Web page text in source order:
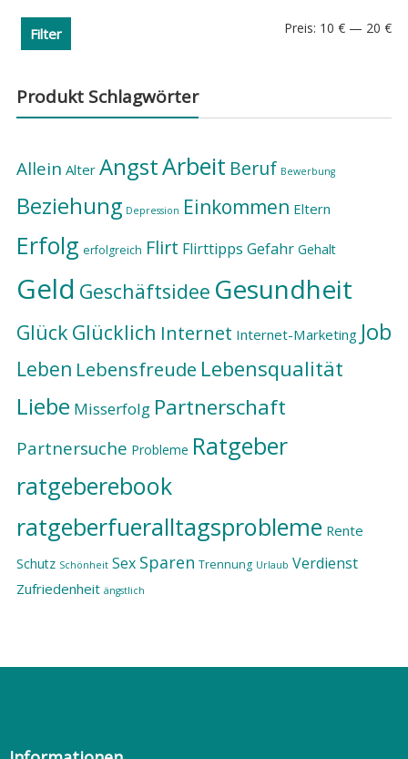
Filter Preis: 10 € — 20 €
Produkt Schlagwörter
Allein Alter AngstArbeit Beruf Bewerbung
Beziehung Depression Einkommen Eltern
Erfolg erfolgreich Flirt Flirttipps Gefahr Gehalt
Geld Geschäftsidee Gesundheit
Glück Glücklich Internet Internet-Marketing Job
Leben Lebensfreude Lebensqualität
Liebe Misserfolg Partnerschaft
Partnersuche Probleme Ratgeber
ratgeberebook
ratgeberfueralltagsprobleme Rente
Schutz Schönheit Sex Sparen Trennung Urlaub Verdienst
Zufriedenheit ängstlich